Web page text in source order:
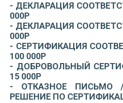
- ДЕКЛАРАЦИЯ
000Р
- ДЕКЛАРАЦИЯ
000Р
- СЕРТИФИКАЦИЯ
100 000Р
- ДОБРОВОЛЬНЫЙ
15 000Р
- ОТКАЗНОЕ ПИСЬМО /
РЕШЕНИЕ ПО